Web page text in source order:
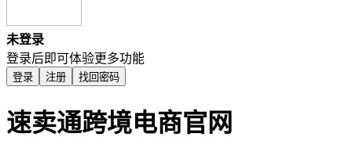
未登录
登录后即可体验更多功能
登录 注册 找回密码
速卖通跨境电商官网